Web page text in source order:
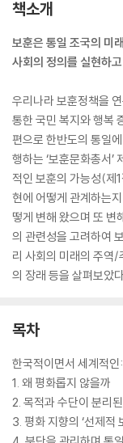
책소개
보훈은 통일 조국의 미
사회의 정의를 실현하
우리나라 보훈정책을
통한 국민 복지와 행복
편으로 한반도의 통일
행하는 ‘보훈문화총서
적인 보훈의 가능성(제
현에 어떻게 관계하는
떻게 변해 왔으며 또
의 관련성을 고려하여
리 사회의 미래의 주역
의 장래 등을 살펴보았
목차
한국적이면서 세계적
1. 왜 평화롭지 않을까
2. 목적과 수단이 분리
3. 평화 지향의 ‘선제적